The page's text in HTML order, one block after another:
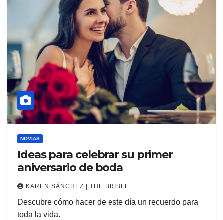
NOVIAS
Ideas para celebrar su primer
aniversario de boda
KAREN SÁNCHEZ | THE BRIBLE
Descubre cómo hacer de este día un recuerdo para
toda la vida.